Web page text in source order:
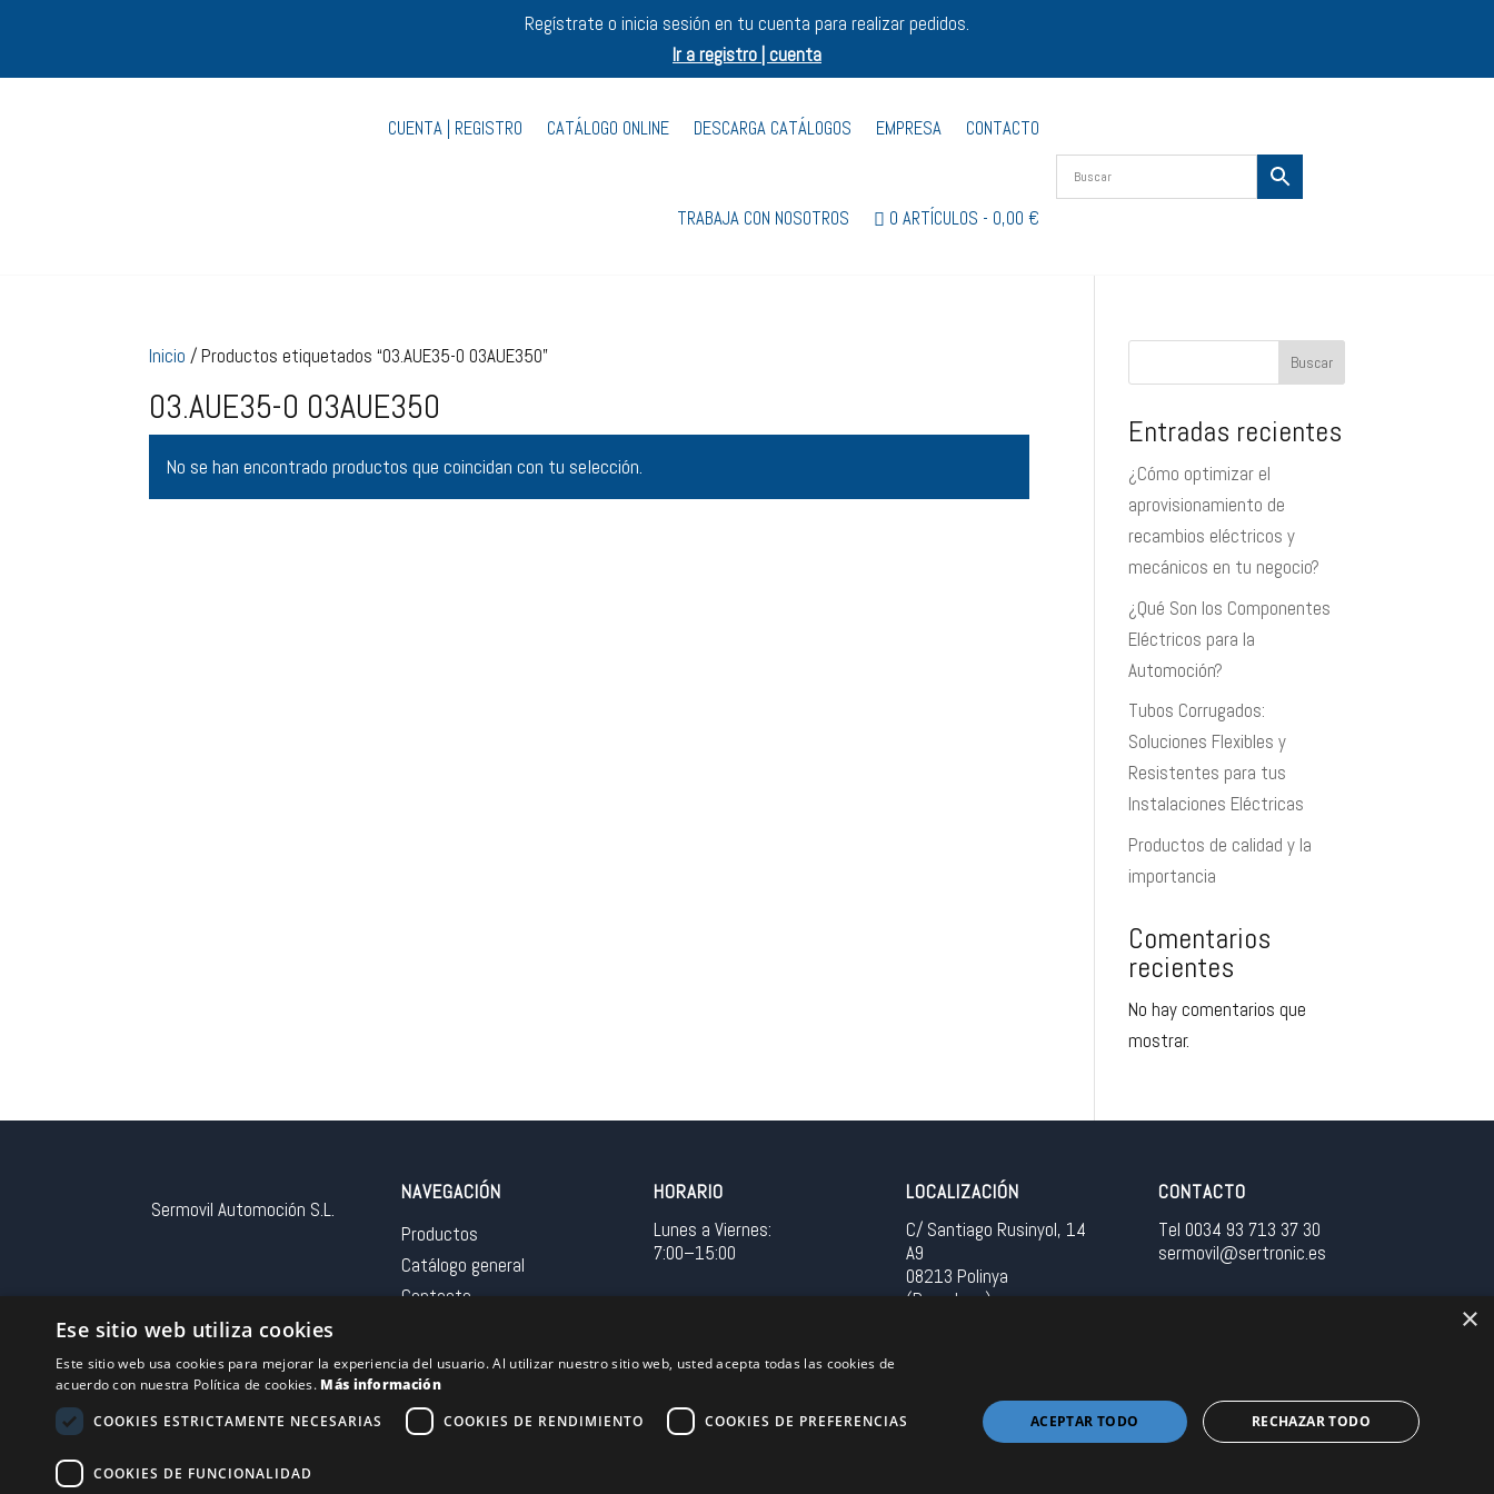
Regístrate o inicia sesión en tu cuenta para realizar pedidos.
Ir a registro | cuenta
CUENTA | REGISTRO CATÁLOGO ONLINE DESCARGA CATÁLOGOS EMPRESA CONTACTO
TRABAJA CON NOSOTROS 0 ARTÍCULOS 0,00 €
Inicio / Productos etiquetados “03.AUE35-0 03AUE350”
03.AUE35-0 03AUE350
No se han encontrado productos que coincidan con tu selección.
Buscar
Entradas recientes
¿Cómo optimizar el
aprovisionamiento de
recambios eléctricos y
mecánicos en tu negocio?
¿Qué Son los Componentes
Eléctricos para la
Automoción?
Tubos Corrugados:
Soluciones Flexibles y
Resistentes para tus
Instalaciones Eléctricas
Productos de calidad y la
importancia
Comentarios
recientes
No hay comentarios que
mostrar.
Sermovil Automoción S.L.
NAVEGACIÓN
Productos
Catálogo general
Contacto
HORARIO
Lunes a Viernes:
7:00–15:00
LOCALIZACIÓN
C/ Santiago Rusinyol, 14
A9
08213 Polinya
(Barcelona)
CONTACTO
Tel 0034 93 713 37 30
sermovil@sertronic.es
×
Ese sitio web utiliza cookies
Este sitio web usa cookies para mejorar la experiencia del usuario. Al utilizar nuestro sitio web, usted acepta todas las cookies de
acuerdo con nuestra Política de cookies. Más información
COOKIES ESTRICTAMENTE NECESARIAS
COOKIES DE RENDIMIENTO COOKIES DE PREFERENCIAS
COOKIES DE FUNCIONALIDAD
ACEPTAR TODO RECHAZAR TODO